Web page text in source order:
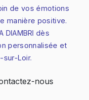
de vos émotions
manière positive.
DIAMBRI dès
personnalisée et
sur-Loir.
nous